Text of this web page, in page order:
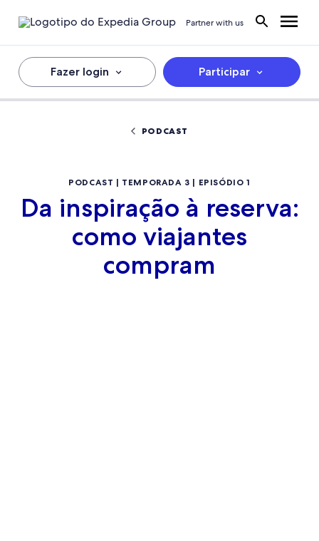
Partner with us
Fazer login Participar
PODCAST
PODCAST | TEMPORADA 3 | EPISÓDIO 1
Da inspiração à reserva:
como viajantes
compram